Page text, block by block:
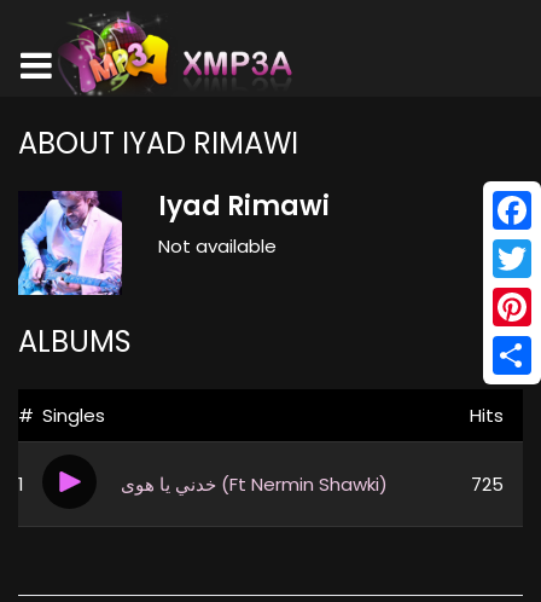
ABOUT IYAD RIMAWI
Iyad Rimawi
Not available
ALBUMS
# Singles Hits
1 خدني يا هوى (Ft Nermin Shawki) 725